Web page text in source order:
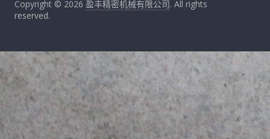
Copyright © 2026 盈丰精密机械有限公司. All rights
reserved.